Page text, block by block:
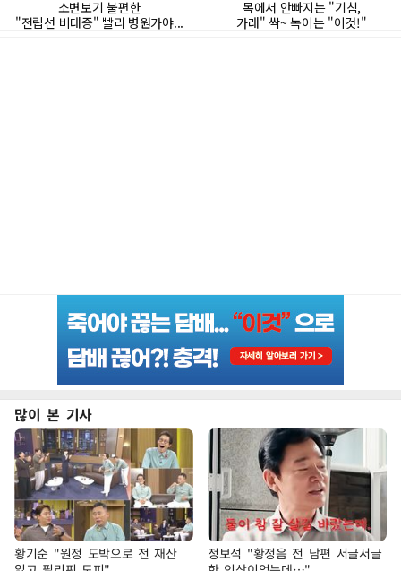
많이 본 기사
황기순 "원정 도박으로 전 재산
정보석 "황정음 전 남편 서글서글